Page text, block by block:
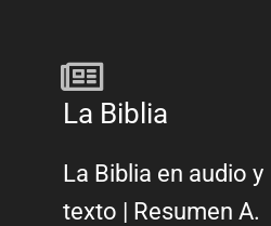
La Biblia
La Biblia en audio y
texto | Resumen A.